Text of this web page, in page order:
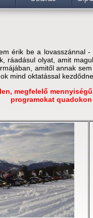
érik be a lovasszánnal
ráadásul olyat, amit
amitől annak
mind oktatással
megfelelő
programokat